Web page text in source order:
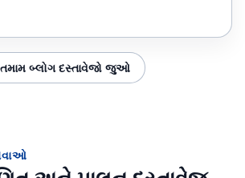
તમામ બ્લોગ દસ્તાવેજો જુઓ